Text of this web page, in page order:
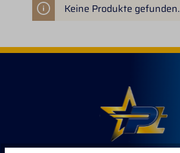
Keine Produkte gefunden.